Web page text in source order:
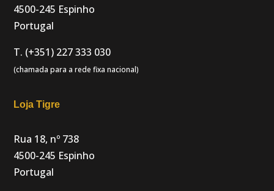
4500-245 Espinho
Portugal
T. (+351) 227 333 030
(chamada para a rede fixa nacional)
Loja Tigre
Rua 18, nº 738
4500-245 Espinho
Portugal